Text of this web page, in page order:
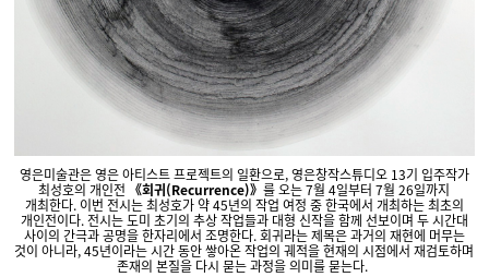
영은미술관은 영은 아티스트 프로젝트의 일환으로, 영은창작스튜디오 13기 입주작가
최성호의 개인전 《회귀(Recurrence)》를 오는 7월 4일부터 7월 26일까지
개최한다. 이번 전시는최성호가 약 45년의 작업 여정 중 한국에서 개최하는 최초의
개인전이다. 전시는 도미 초기의 추상 작업들과 대형 신작을 함께 선보이며 두 시간대
사이의 간극과 공명을 한자리에서 조명한다. 회귀라는 제목은 과거의 재현에 머무는
것이 아니라, 45년이라는 시간 동안 쌓아온 작업의 궤적을 현재의 시점에서 재검토하며
존재의 본질을 다시 묻는 과정을 의미를 묻는다.